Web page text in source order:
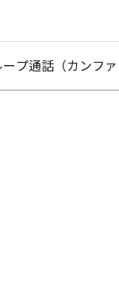
プ通話（カンファ